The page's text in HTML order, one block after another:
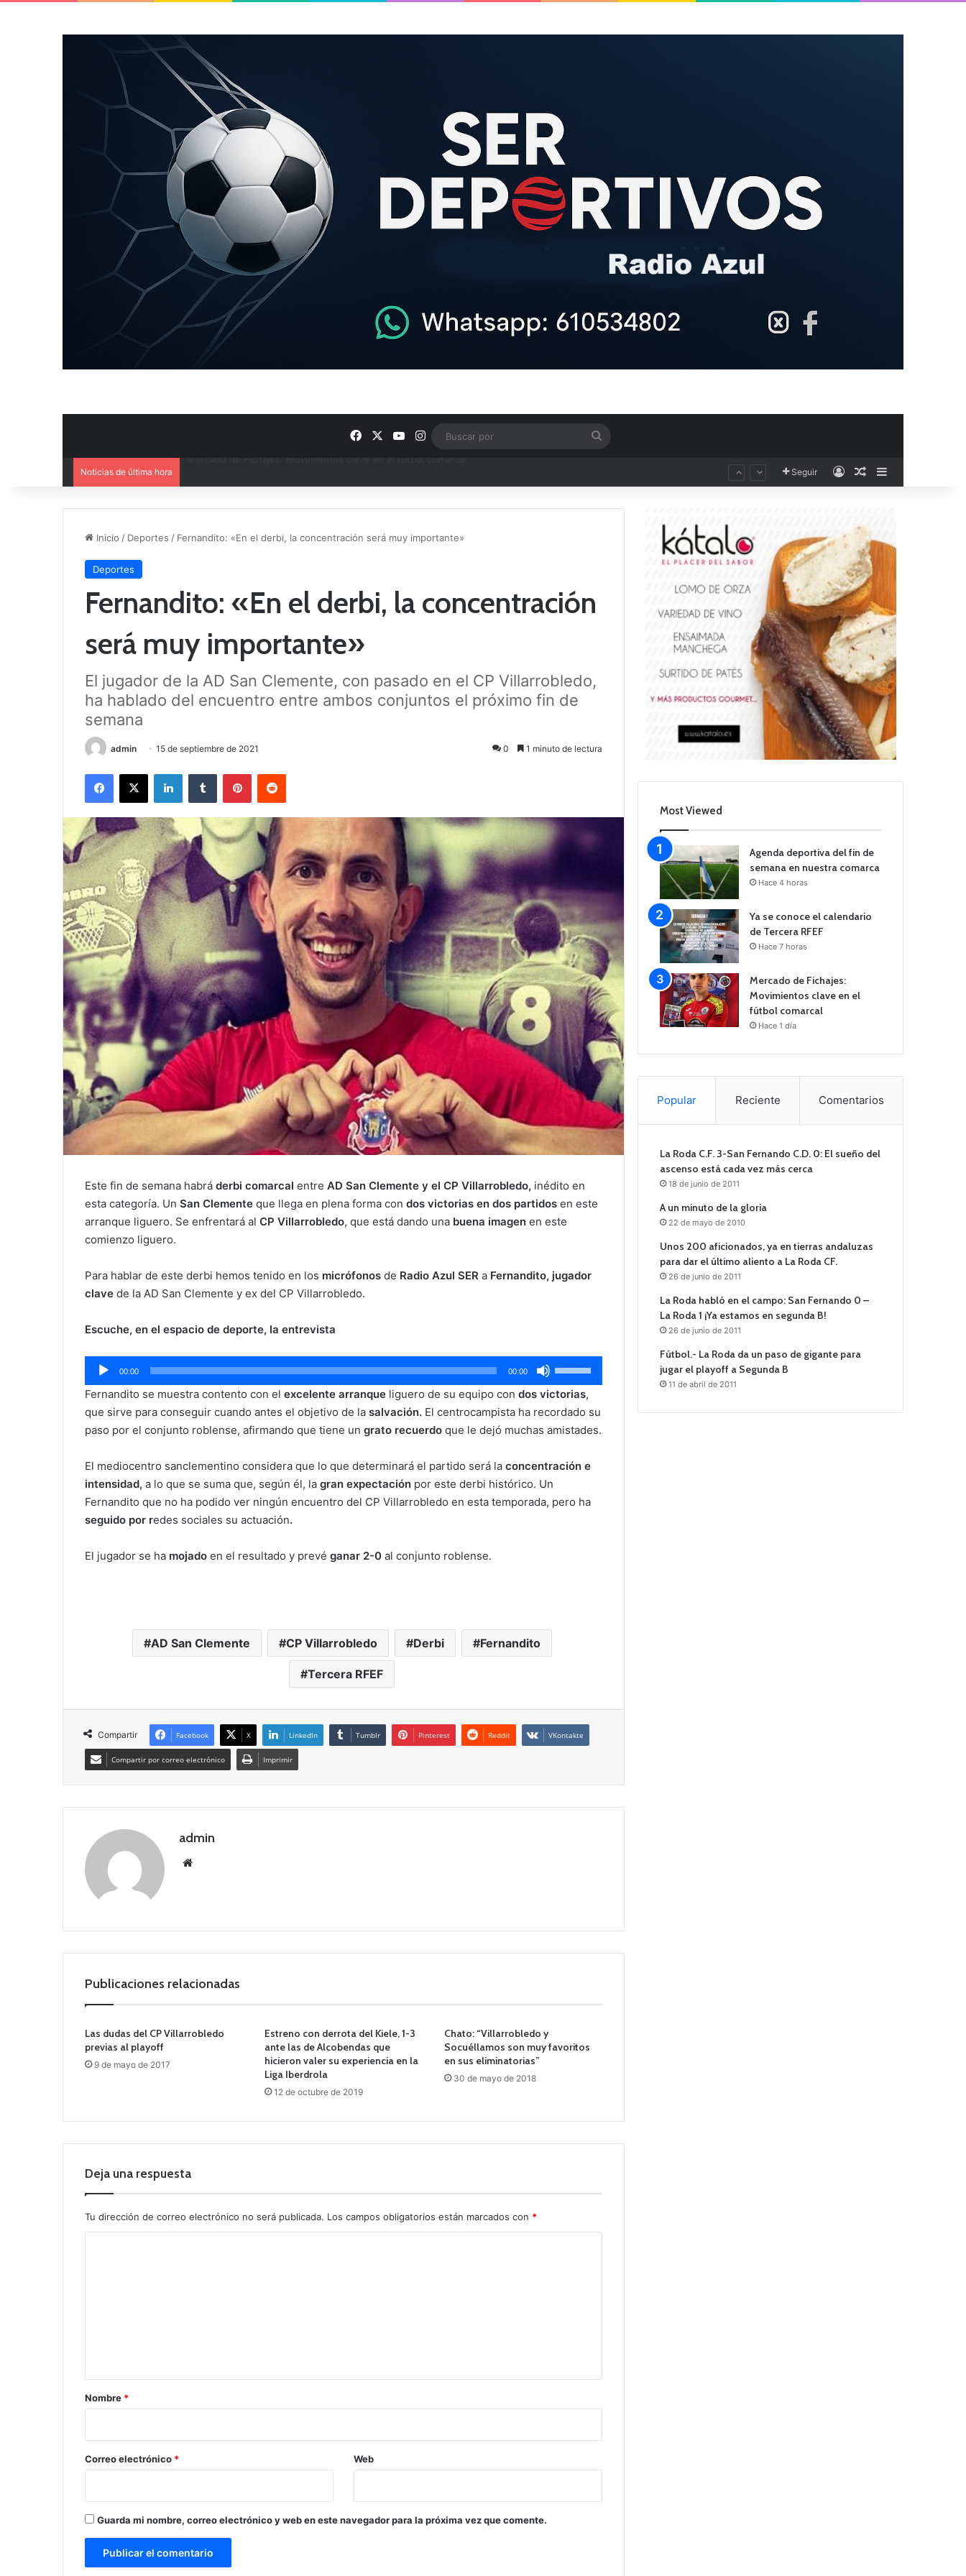
FacebookYouTube
Instagram
Noticias de última hora Seguir AccesoPublicación al
Inicio / Deportes / Fernandito: «En el derbi, la concentración será muy importante»
Deportes
Fernandito: «En el derbi, la concentración
será muy importante»
El jugador de la AD San Clemente, con pasado en el CP Villarrobledo,
ha hablado del encuentro entre ambos conjuntos el próximo fin de
semana
admin 15 de septiembre de 2021 0 1 minuto de lectura
Este fin de semana habrá derbi comarcal entre AD San Clemente y el CP Villarrobledo, inédito en
esta categoría. Un San Clemente que llega en plena forma con dos victorias en dos partidos en este
arranque liguero. Se enfrentará al CP Villarrobledo, que está dando una buena imagen en este
comienzo liguero.
Para hablar de este derbi hemos tenido en los micrófonos de Radio Azul SER a Fernandito, jugador
clave de la AD San Clemente y ex del CP Villarrobledo.
Escuche, en el espacio de deporte, la entrevista
Reproductor
de
audio
00:00 00:00
Utiliza
las
teclas
de
flecha
para
o
Fernandito se muestra contento con el excelente arranque liguero de su equipo con dos victorias,
que sirve para conseguir cuando antes el objetivo de la salvación. El centrocampista ha recordado su
paso por el conjunto roblense, afirmando que tiene un grato recuerdo que le dejó muchas amistades.
El mediocentro sanclementino considera que lo que determinará el partido será la concentración e
intensidad, a lo que se suma que, según él, la gran expectación por este derbi histórico. Un
Fernandito que no ha podido ver ningún encuentro del CP Villarrobledo en esta temporada, pero ha
seguido por redes sociales su actuación.
El jugador se ha mojado en el resultado y prevé ganar 2-0 al conjunto roblense.
AD San Clemente CP Villarrobledo Derbi Fernandito
Tercera RFEF
Compartir Facebook X LinkedIn Tumblr Pinterest Reddit VKontakte
Compartir por correo electrónico Imprimir
admin
Publicaciones relacionadas
Las dudas del CP Villarrobledo
previas al playoff
9 de mayo de 2017
Estreno con derrota del Kiele, 1-3
ante las de Alcobendas que
hicieron valer su experiencia en la
Liga Iberdrola
12 de octubre de 2019
Chato: “Villarrobledo y
Socuéllamos son muy favoritos
en sus eliminatorias”
30 de mayo de 2018
Deja una respuesta
Tu dirección de correo electrónico no será publicada. Los campos obligatorios están marcados con *
r
*
Nombre *
Correo electrónico * Web
Guarda mi nombre, correo electrónico y web en este navegador para la próxima vez que comente.
Most Viewed
Agenda deportiva del fin de
semana en nuestra comarca
Hace 4 horas
Ya se conoce el calendario
de Tercera RFEF
Hace 7 horas
Mercado de Fichajes:
Movimientos clave en el
fútbol comarcal
Hace 1 día
Popular Reciente Comentarios
La Roda C.F. 3-San Fernando C.D. 0: El sueño del
ascenso está cada vez más cerca
18 de junio de 2011
A un minuto de la gloria
22 de mayo de 2010
Unos 200 aficionados, ya en tierras andaluzas
para dar el último aliento a La Roda CF.
26 de junio de 2011
La Roda habló en el campo: San Fernando 0 –
La Roda 1 ¡Ya estamos en segunda B!
26 de junio de 2011
Fútbol.- La Roda da un paso de gigante para
jugar el playoff a Segunda B
11 de abril de 2011